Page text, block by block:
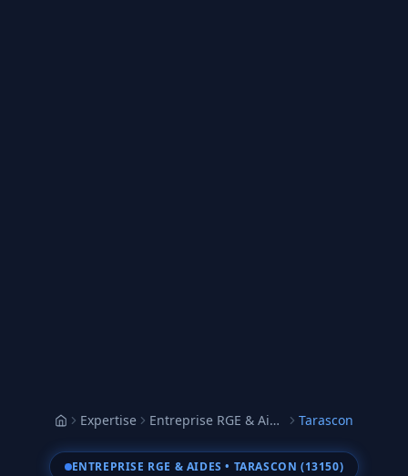
AccueilExpertise Entreprise RGE & Aides Tarascon
ENTREPRISE RGE & AIDES • TARASCON (13150)